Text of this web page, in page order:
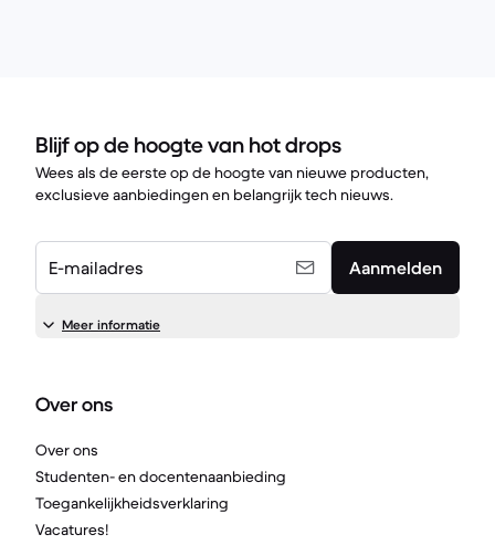
Blijf op de hoogte van hot drops
Wees als de eerste op de hoogte van nieuwe producten,
exclusieve aanbiedingen en belangrijk tech nieuws.
E-mailadres Aanmelden
Meer informatie
Over ons
Over ons
Studenten- en docentenaanbieding
Toegankelijkheidsverklaring
Vacatures!